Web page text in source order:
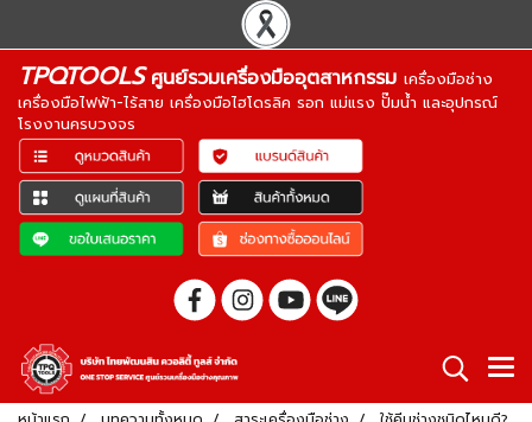
TPQTOOLSศูนย์รวมเครื่องมืออุตสาหกรรม เครื่องมือช่าง
เครื่องมือไฟฟ้า-ไร้สาย เครื่องมือไฮโดรลิค รอก แม่แรง ปั๊มน้ำ และอุปกรณ์
โรงงานครบวงจร